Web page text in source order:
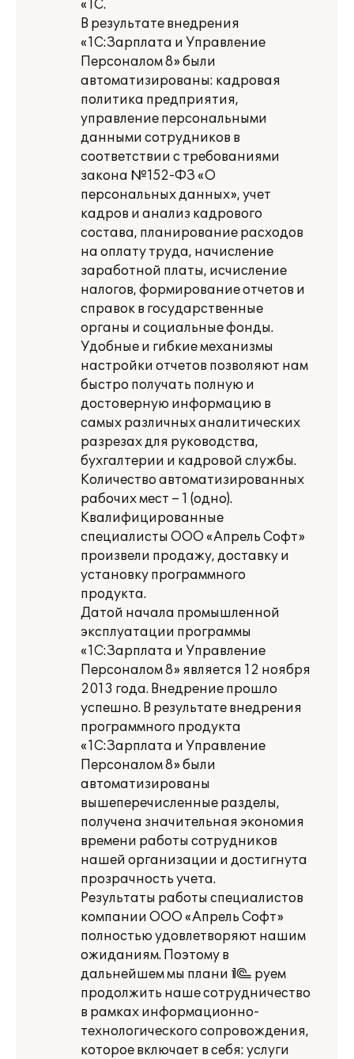
«1С.
В результате внедрения
«1С:Зарплата и Управление
Персоналом 8» были
автоматизированы: кадровая
политика предприятия,
управление персональными
данными сотрудников в
соответствии с требованиями
закона №152-ФЗ «О
персональных данных», учет
кадров и анализ кадрового
состава, планирование расходов
на оплату труда, начисление
заработной платы, исчисление
налогов, формирование отчетов и
справок в государственные
органы и социальные фонды.
Удобные и гибкие механизмы
настройки отчетов позволяют нам
быстро получать полную и
достоверную информацию в
самых различных аналитических
разрезах для руководства,
бухгалтерии и кадровой службы.
Количество автоматизированных
рабочих мест – 1 (одно).
Квалифицированные
специалисты ООО «Апрель Софт»
произвели продажу, доставку и
установку программного
продукта.
Датой начала промышленной
эксплуатации программы
«1С:Зарплата и Управление
Персоналом 8» является 12 ноября
2013 года. Внедрение прошло
успешно. В результате внедрения
программного продукта
«1С:Зарплата и Управление
Персоналом 8» были
автоматизированы
вышеперечисленные разделы,
получена значительная экономия
времени работы сотрудников
нашей организации и достигнута
прозрачность учета.
Результаты работы специалистов
компании ООО «Апрель Софт»
полностью удовлетворяют нашим
ожиданиям. Поэтому в
дальнейшем мы плани¬руем
продолжить наше сотрудничество
в рамках информационно-
технологического сопровождения,
которое включает в себя: услуги